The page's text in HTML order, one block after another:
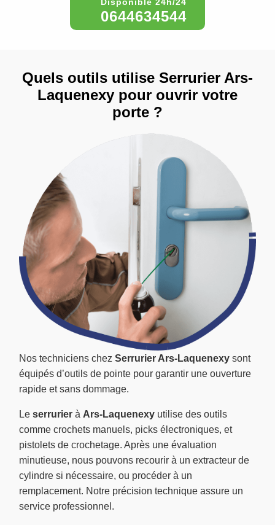
0644634544
Nos techniciens chez Serrurier Ars-Laquenexy sont
équipés d’outils de pointe pour garantir une ouverture
rapide et sans dommage.
Le serrurier à Ars-Laquenexy utilise des outils
comme crochets manuels, picks électroniques, et
pistolets de crochetage. Après une évaluation
minutieuse, nous pouvons recourir à un extracteur de
cylindre si nécessaire, ou procéder à un
remplacement. Notre précision technique assure un
service professionnel.
Quels outils utilise Serrurier Ars-
Laquenexy pour ouvrir votre
porte ?